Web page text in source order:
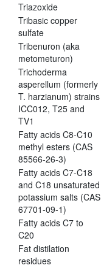
Triazoxide
Tribasic copper
sulfate
Tribenuron (aka
metometuron)
Trichoderma
asperellum (formerly
T. harzianum) strains
ICC012, T25 and
TV1
Fatty acids C8-C10
methyl esters (CAS
85566-26-3)
Fatty acids C7-C18
and C18 unsaturated
potassium salts (CAS
67701-09-1)
Fatty acids C7 to
C20
Fat distilation
residues